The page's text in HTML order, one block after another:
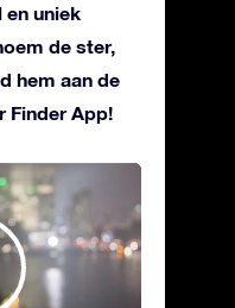
en uniek
de ster,
hem aan de
Finder App!